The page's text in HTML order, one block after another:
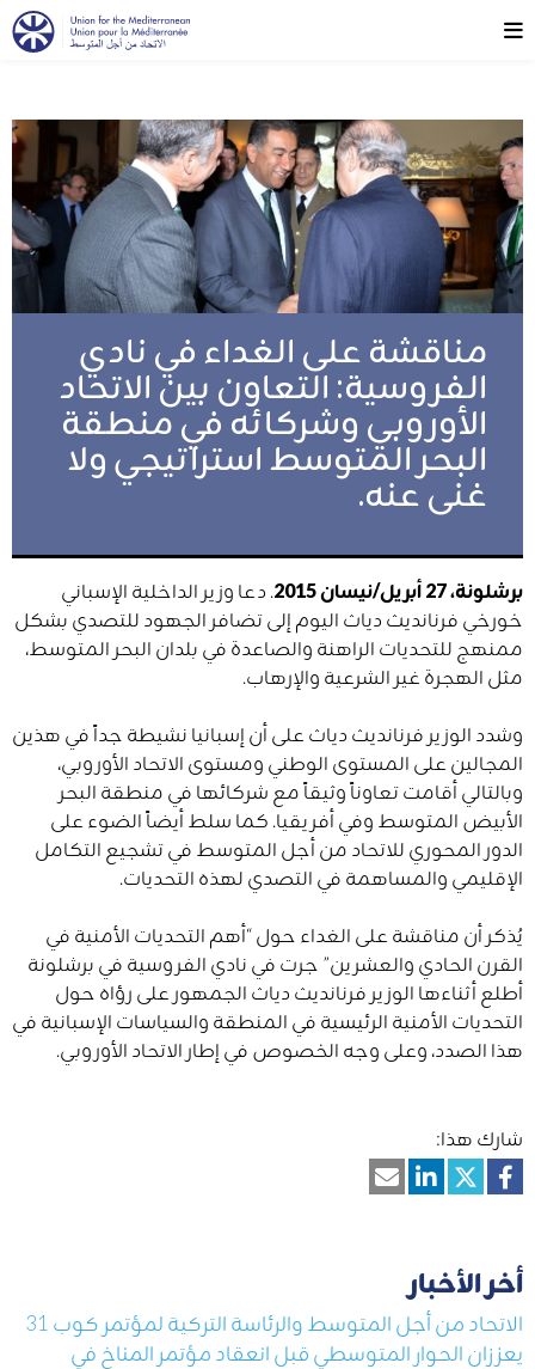
مناقشة على الغداء في نادي
الفروسية: التعاون بين الاتحاد
الأوروبي وشركائه في منطقة
البحر المتوسط استراتيجي ولا
غنى عنه.
برشلونة، 27 أبريل/نيسان 2015
. دعا وزير الداخلية الإسباني
خورخي فرنانديث دياث اليوم إلى تضافر الجهود للتصدي بشكل
ممنهج للتحديات الراهنة والصاعدة في بلدان البحر المتوسط،
مثل الهجرة غير الشرعية والإرهاب.
وشدد الوزير فرنانديث دياث على أن إسبانيا نشيطة جداً في هذين
المجالين على المستوى الوطني ومستوى الاتحاد الأوروبي،
وبالتالي أقامت تعاوناً وثيقاً مع شركائها في منطقة البحر
الأبيض المتوسط وفي أفريقيا. كما سلط أيضاً الضوء على
الدور المحوري للاتحاد من أجل المتوسط في تشجيع التكامل
الإقليمي والمساهمة في التصدي لهذه التحديات.
يُذكر أن مناقشة على الغداء حول “أهم التحديات الأمنية في
القرن الحادي والعشرين” جرت في نادي الفروسية في برشلونة
أطلع أثناءها الوزير فرنانديث دياث الجمهور على رؤاه حول
التحديات الأمنية الرئيسية في المنطقة والسياسات الإسبانية في
هذا الصدد، وعلى وجه الخصوص في إطار الاتحاد الأوروبي.
شارك هذا:
أخر الأخبار
الاتحاد من أجل المتوسط والرئاسة التركية لمؤتمر كوب 31
يعززان الحوار المتوسطي قبل انعقاد مؤتمر المناخ في